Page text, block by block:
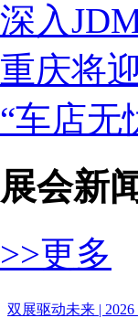
深入
重庆将
“车店无
展会新
>>更多
双展驱动未来 |